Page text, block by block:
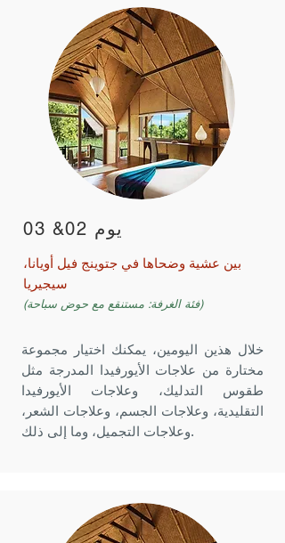
يوم 02& 03
بين عشية وضحاها في جتوينج فيل أويانا،
سيجيريا
(فئة الغرفة: مستنقع مع حوض سباحة)
خلال هذين اليومين، يمكنك اختيار مجموعة
مختارة من علاجات الأيورفيدا المدرجة مثل
طقوس التدليك، وعلاجات الأيورفيدا
التقليدية، وعلاجات الجسم، وعلاجات الشعر،
وعلاجات التجميل، وما إلى ذلك.